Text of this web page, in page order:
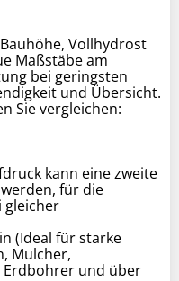
Vollhydrost
Maßstäbe am
bei geringsten
und Übersicht.
Sie vergleichen:
kann eine zweite
für die
gleicher
(Ideal für starke
Mulcher,
Erdbohrer und über